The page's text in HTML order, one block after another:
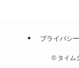
プライバシ
©タイム